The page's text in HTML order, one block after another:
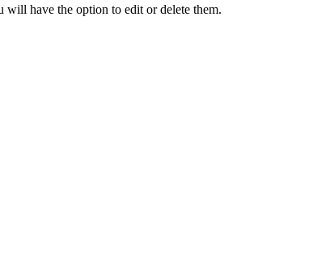
will have the option to edit or delete them.